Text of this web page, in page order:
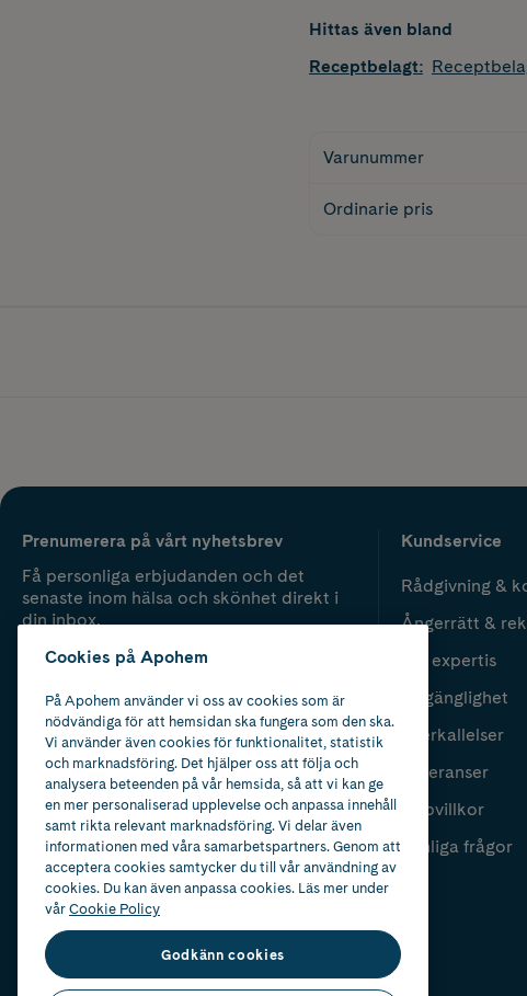
Hittas även bland
Receptbelagt:
Varunummer
Ordinarie pris
Prenumerera på vårt nyhetsbrev
Få personliga erbjudanden och det
senaste inom hälsa och skönhet direkt i
din inbox.
Kundservice
Rådgivning &
Ångerrätt &
Vår expertis
Tillgänglighet
Återkallelser
Leveranser
Köpvillkor
Vanliga frågor
Cookies på Apohem
På Apohem använder vi oss av cookies som är
nödvändiga för att hemsidan ska fungera som den ska.
Vi använder även cookies för funktionalitet, statistik
och marknadsföring. Det hjälper oss att följa och
analysera beteenden på vår hemsida, så att vi kan ge
en mer personaliserad upplevelse och anpassa innehåll
samt rikta relevant marknadsföring. Vi delar även
informationen med våra samarbetspartners. Genom att
acceptera cookies samtycker du till vår användning av
cookies. Du kan även anpassa cookies. Läs mer under
vårCookie Policy
Godkänn cookies